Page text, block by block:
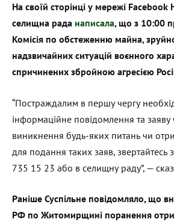
На своїй сторінці у мережі Facebook
селищна рада написала, що з 10:00
Комісія по обстеженню майна,
надзвичайних ситуацій воєнного
спричинених збройною агресією
“Постраждалим в першу чергу
інформаційне повідомлення та
виникнення будь-яких питань чи
для подання таких заяв,
735 15 23 або в селищну раду”, —
Раніше Суспільне повідомляло, що
РФ по Житомирщині поранення